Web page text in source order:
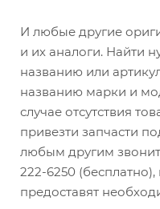
И любые другие
и их аналоги. Найти
названию или
названию марки и
случае отсутствия
привезти запчасти
любым другим
222-6250
предоставят